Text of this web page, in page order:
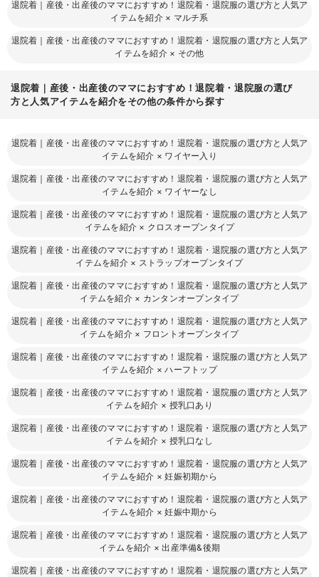
退院着｜産後・出産後のママにおすすめ！退院着・退院服の選び方と人気ア
イテムを紹介 × マルチ系
退院着｜産後・出産後のママにおすすめ！退院着・退院服の選び方と人気ア
イテムを紹介 × その他
退院着｜産後・出産後のママにおすすめ！退院着・退院服の選び
方と人気アイテムを紹介をその他の条件から探す
退院着｜産後・出産後のママにおすすめ！退院着・退院服の選び方と人気ア
イテムを紹介 × ワイヤー入り
退院着｜産後・出産後のママにおすすめ！退院着・退院服の選び方と人気ア
イテムを紹介 × ワイヤーなし
退院着｜産後・出産後のママにおすすめ！退院着・退院服の選び方と人気ア
イテムを紹介 × クロスオープンタイプ
退院着｜産後・出産後のママにおすすめ！退院着・退院服の選び方と人気ア
イテムを紹介 × ストラップオープンタイプ
退院着｜産後・出産後のママにおすすめ！退院着・退院服の選び方と人気ア
イテムを紹介 × カンタンオープンタイプ
退院着｜産後・出産後のママにおすすめ！退院着・退院服の選び方と人気ア
イテムを紹介 × フロントオープンタイプ
退院着｜産後・出産後のママにおすすめ！退院着・退院服の選び方と人気ア
イテムを紹介 ×ハーフトップ
退院着｜産後・出産後のママにおすすめ！退院着・退院服の選び方と人気ア
イテムを紹介 × 授乳口あり
退院着｜産後・出産後のママにおすすめ！退院着・退院服の選び方と人気ア
イテムを紹介 × 授乳口なし
退院着｜産後・出産後のママにおすすめ！退院着・退院服の選び方と人気ア
イテムを紹介 ×妊娠初期から
退院着｜産後・出産後のママにおすすめ！退院着・退院服の選び方と人気ア
イテムを紹介 ×妊娠中期から
退院着｜産後・出産後のママにおすすめ！退院着・退院服の選び方と人気ア
イテムを紹介 ×出産準備&後期
退院着｜産後・出産後のママにおすすめ！退院着・退院服の選び方と人気ア